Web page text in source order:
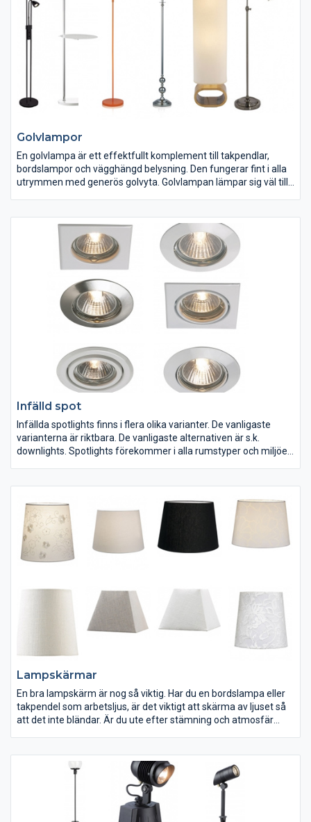
Golvlampor
En golvlampa är ett effektfullt komplement till takpendlar,
bordslampor och vägghängd belysning. Den fungerar fint i alla
utrymmen med generös golvyta. Golvlampan lämpar sig väl till
också riktbar ljuskälla.
Infälld spot
Infällda spotlights finns i flera olika varianter. De vanligaste
varianterna är riktbara. De vanligaste alternativen är s.k.
downlights. Spotlights förekommer i alla rumstyper och miljöer.
Lampskärmar
En bra lampskärm är nog så viktig. Har du en bordslampa eller
takpendel som arbetsljus, är det viktigt att skärma av ljuset så
att det inte bländar. Är du ute efter stämning och atmosfär